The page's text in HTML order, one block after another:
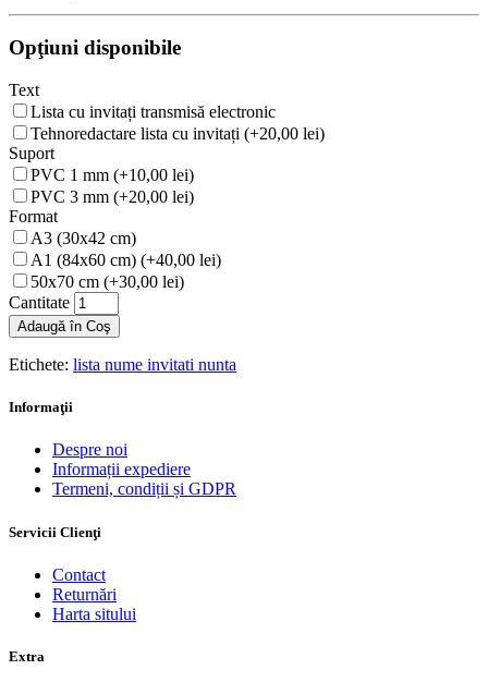
Opţiuni disponibile
Text
Lista cu invitați transmisă electronic
Tehnoredactare lista cu invitați (+20,00 lei)
Suport
PVC 1 mm (+10,00 lei)
PVC 3 mm (+20,00 lei)
Format
A3 (30x42 cm)
A1 (84x60 cm) (+40,00 lei)
50x70 cm (+30,00 lei)
Cantitate
Adaugă în Coş
Etichete: lista nume invitati nunta
Informaţii
Despre noi
Informații expediere
Termeni, condiții și GDPR
Servicii Clienţi
Contact
Returnări
Harta sitului
Extra